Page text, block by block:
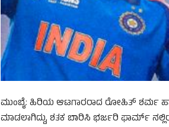
ಮುಂಬೈ: ಹಿರಿಯ ಆಟಗಾರರಾದ ರೋಹಿತ್ ಶರ್ಮ
ಮಾಡಲಾಗಿದ್ದು, ಶತಕ ಬಾರಿಸಿ ಭರ್ಜರಿ ಫಾರ್ಮ್